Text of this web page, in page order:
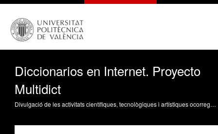
Diccionarios en Internet. Proyecto
Multidict
Divulgació de les activitats científiques, tecnològiques i artístiques ocorregudes en els tres campus de la UPV